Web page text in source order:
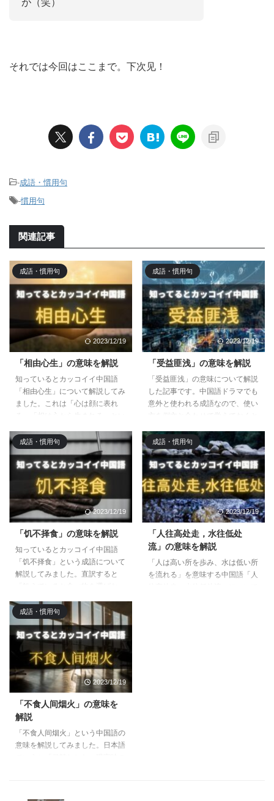
それでは今回はここまで。下次见！
-成語・慣用句
-慣用句
関連記事
成語・慣用句
2023/12/19
「相由心生」の意味を解説
知っているとカッコイイ中国語
「相由心生」について解説してみ
ました。これは「心は顔に表れ
対する理解や感じ方もその人の心
次第といった意味を持つ深い言葉
です。ぜひ覚えてみてください。
成語・慣用句
2023/12/19
「受益匪浅」の意味を解説
「受益匪浅」の意味について解説
した記事です。中国語ドラマでも
意外と使われる成語なので、使い
を得た時などに使って見てくださ
い。
成語・慣用句
2023/12/19
「饥不择食」の意味を解説
知っているとカッコイイ中国語
「饥不择食」という成語について
解説してみました。直訳すると
迫・切迫した場面では物事を選ん
でいられない」と背に腹は代えら
れない的なニュアンスになりま
す。
成語・慣用句
2023/12/19
「人往高处走，水往低处
流」の意味を解説
「人は高い所を歩み、水は低い所
を流れる」を意味する中国語「人
成語・慣用句
2023/12/19
「不食人间烟火」の意味を
解説
「不食人间烟火」という中国語の
意味を解説してみました。日本語